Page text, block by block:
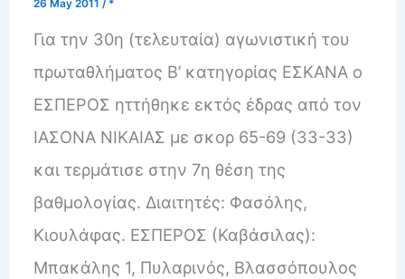
26 May 2011/ *
Για την 30η (τελευταία) αγωνιστική του
πρωταθλήματος Β’ κατηγορίας ΕΣΚΑΝΑ ο
ΕΣΠΕΡΟΣ ηττήθηκε εκτός έδρας από τον
ΙΑΣΟΝΑ ΝΙΚΑΙΑΣ με σκορ 65-69 (33-33)
και τερμάτισε στην 7η θέση της
βαθμολογίας. Διαιτητές: Φασόλης,
Κιουλάφας. EΣΠΕΡΟΣ (Καβάσιλας):
Μπακάλης 1, Πυλαρινός, Βλασσόπουλος